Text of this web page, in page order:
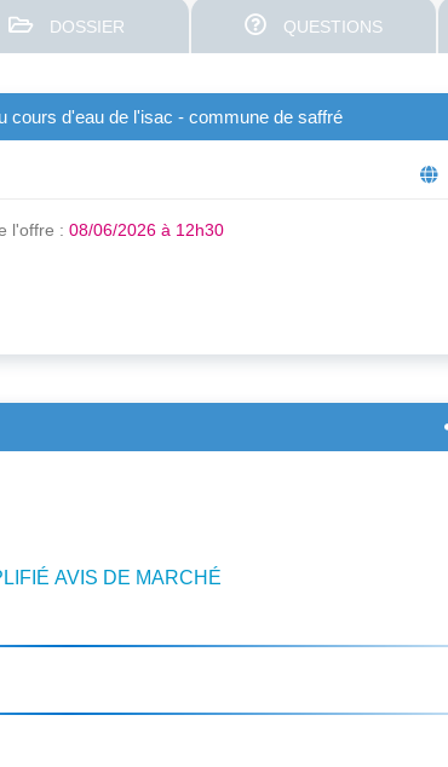
DOSSIER QUESTIONS
cours d'eau de l'isac - commune de saffré
l'offre : 08/06/2026 à 12h30
AVIS DE MARCHÉ